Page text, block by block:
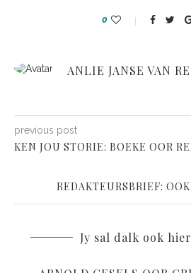
0
ANLIE JANSE VAN
previous post
KEN JOU STORIE: BOEKE OOR
REDAKTEURSBRIEF:
Jy sal dalk ook